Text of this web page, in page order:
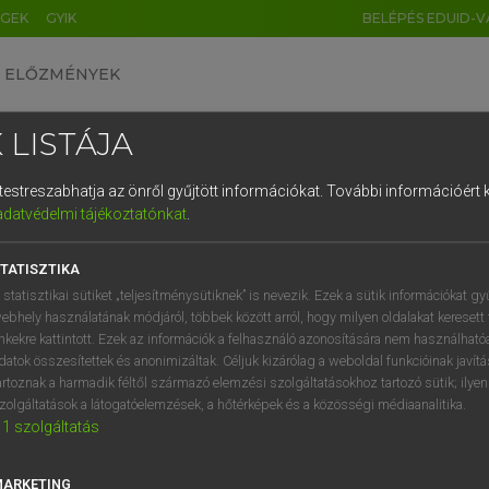
GYIK BELÉPÉS EDUID-
ELŐZMÉNYEK
szótár
VAN ELŐFIZETÉSED?
megtekintéséhez.
LISTÁJA
az önről gyűjtött információkat. További információért
tájékoztatónkat.
statisztikai sütiket „teljesítménysütiknek” is nevezik. Ezek a sütik információkat
használatának módjáról, többek között arról, hogy milyen oldalakat keresett
kattintott. Ezek az információk a felhasználó azonosítására nem
összesítettek és anonimizáltak. Céljuk kizárólag a weboldal funkcióinak
a harmadik féltől származó elemzési szolgáltatásokhoz tartozó sütik;
a látogatóelemzések, a hőtérképek és a közösségi médiaanalitika.
1 szolgáltatás
DE CN FR ES IT NL
1 2 3 4 5 6 7 8 9
q w e r t z u i
a s d f g h j k l é
í y x c v b n m , .